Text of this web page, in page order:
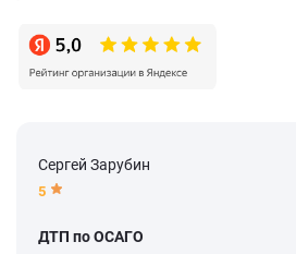
Сергей Зарубин
5
ДТП по ОСАГО